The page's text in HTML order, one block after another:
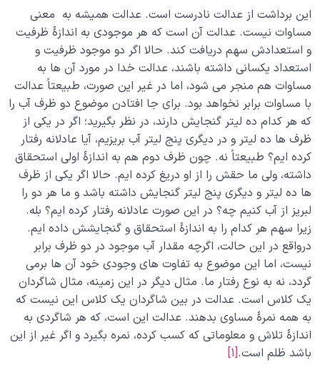
حجاب ظلمانی و حجاب نورانی؛ مهم ترین موانع ارتباط با
ملکوت
شیطان دشمن آشکار 0/14
بیماری‌های پنهان روح 0/15
شناخت بهشت و جهنم 0/22
نگاه ابدی و آمادگی برای آخرت 0/14
از خیال تا سلامت قلب 0/31
انسان در مرکز آفرینش 0/9
دیدار جهان غیب 0/9
این برداشت از عدالت نادرست است. عدالت همیشه به معنی
مساوات نیست. عدالت آن است که هر موجودی به اندازۀ ظرفیت
و استعدادش سهم دریافت کند. حالا اگر دو موجود ظرفیت و
استعداد یکسانی داشته باشند، عدالت خدا در مورد آن ها به
مساوات هم منجر می شود، اما در غیر این صورت، طبیعتاً عدالت
با مساوات برابر نخواهد بود. برای جا افتادن موضوع دو ظرف آب را
که هر کدام ده لیتر گنجایش دارند، در نظر بگیرید؛ اگر در یکی از
ظرف ها ده لیتر و در دیگری پنج لیتر آب بریزیم، آیا عادلانه رفتار
کرده ایم؟ طبیعتاً نه. چون ظرف دوم هم به اندازۀ اولی استحقاق
داشته، ولی ما حقش را از او دریغ کرده ایم. حالا اگر یکی از ظرف
ها ده لیتر و دیگری پنج لیتر گنجایش داشته باشد و ما هر دو را
لبریز از آب کنیم چه؟ در این صورت عادلانه رفتار کرده ایم؟ بله.
زیرا سهم هر کدام را به اندازۀ استحقاق و گنجایشش داده ایم.
درواقع در این حالت، اگرچه مقدار آب موجود در دو ظرف برابر
نیست، اما این موضوع به تفاوت های وجودی خود آن ها برمی
گردد، نه به نوع رفتار ما. مثال دیگر در این زمینه، مثال شاگردان
یک کلاس است. عدالت در بین شاگردان یک کلاس این نیست که
به همه نمرۀ مساوی بدهند. عدالت این است، که هر شاگردی به
اندازۀ تلاش و معلوماتی که کسب کرده، نمره بگیرد و اگر غیر از این
باشد ظلم است.[1]